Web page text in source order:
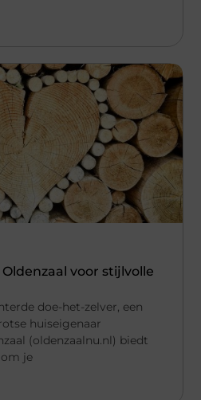
voor stijlvolle
doe-het-zelver, een
huiseigenaar
(oldenzaalnu.nl) biedt
je